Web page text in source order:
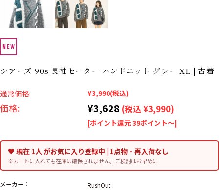
ラルフ ローレン
カーハート ディッキーズ
ラッセル・アスレチ
ック
ア行 カ行 サ行
タ行
ナ行
ハ行 マ行
シアーズ 90s 長袖セーター ハンドニット グレー XL | 古着
通常価格: ¥3,990(税込)
価格: ¥3,628 (税込 ¥3,990)
[ポイント還元 39ポイント～]
♥ 現在 1人 がお気に入り登録中 | 1点物・再入荷なし
※カートに入れても在庫は確保されません。ご検討はお早めに
メーカー：
RushOut